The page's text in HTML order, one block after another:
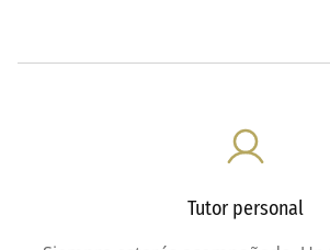
Tutor personal